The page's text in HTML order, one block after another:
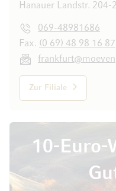
Hanauer Landstr.
069-48981686
Fax. (0 69) 48 98 16 87
Zur Filiale
10-Euro-